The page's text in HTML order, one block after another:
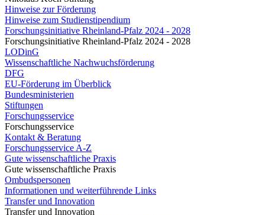
Hinweise zur Förderung
Hinweise zum Studienstipendium
Forschungsinitiative Rheinland-Pfalz 2024 - 2028
Forschungsinitiative Rheinland-Pfalz 2024 - 2028
LODinG
Wissenschaftliche Nachwuchsförderung
DFG
EU-Förderung im Überblick
Bundesministerien
Stiftungen
Forschungsservice
Forschungsservice
Kontakt & Beratung
Forschungsservice A-Z
Gute wissenschaftliche Praxis
Gute wissenschaftliche Praxis
Ombudspersonen
Informationen und weiterführende Links
Transfer und Innovation
Transfer und Innovation